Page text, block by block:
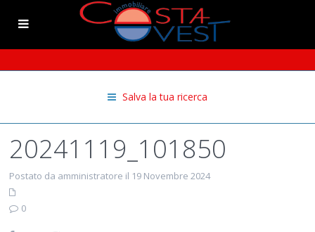
Salva la tua ricerca
20241119_101850
Postato da amministratore il 19 Novembre 2024
0